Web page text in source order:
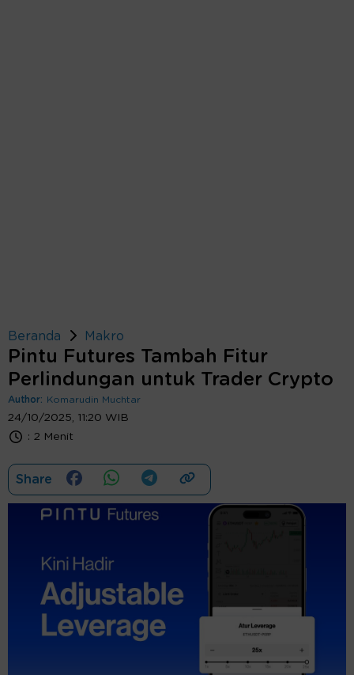
Beranda Makro
Pintu Futures Tambah Fitur
Perlindungan untuk Trader Crypto
Author: Komarudin Muchtar
24/10/2025, 11:20 WIB
: 2 Menit
Share